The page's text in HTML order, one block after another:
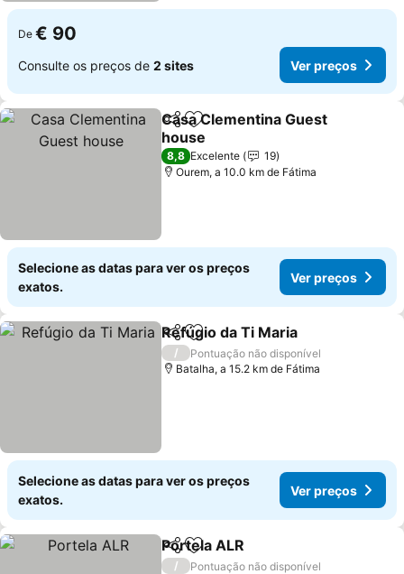
De € 90
Consulte os preços de 2 sites Ver preços
PartilharAdicionar aos favoritos
Casa Clementina Guest
house
Ver preços
8,8 Excelente
19
Ourem, a 10.0 km de Fátima
Selecione as datas para ver os preços
exatos.
Ver preços
PartilharAdicionar aos favoritos
Refúgio da Ti Maria
/
Pontuação não disponível
Batalha, a 15.2 km de Fátima
Selecione as datas para ver os preços
exatos.
Ver preços
PartilharAdicionar aos favoritos
Portela ALR
/
Pontuação não disponível